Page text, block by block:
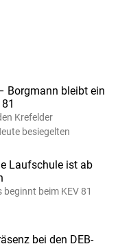
Borgmann bleibt ein
Krefelder
besiegelten
Laufschule ist ab
beim KEV 81
bei den DEB-